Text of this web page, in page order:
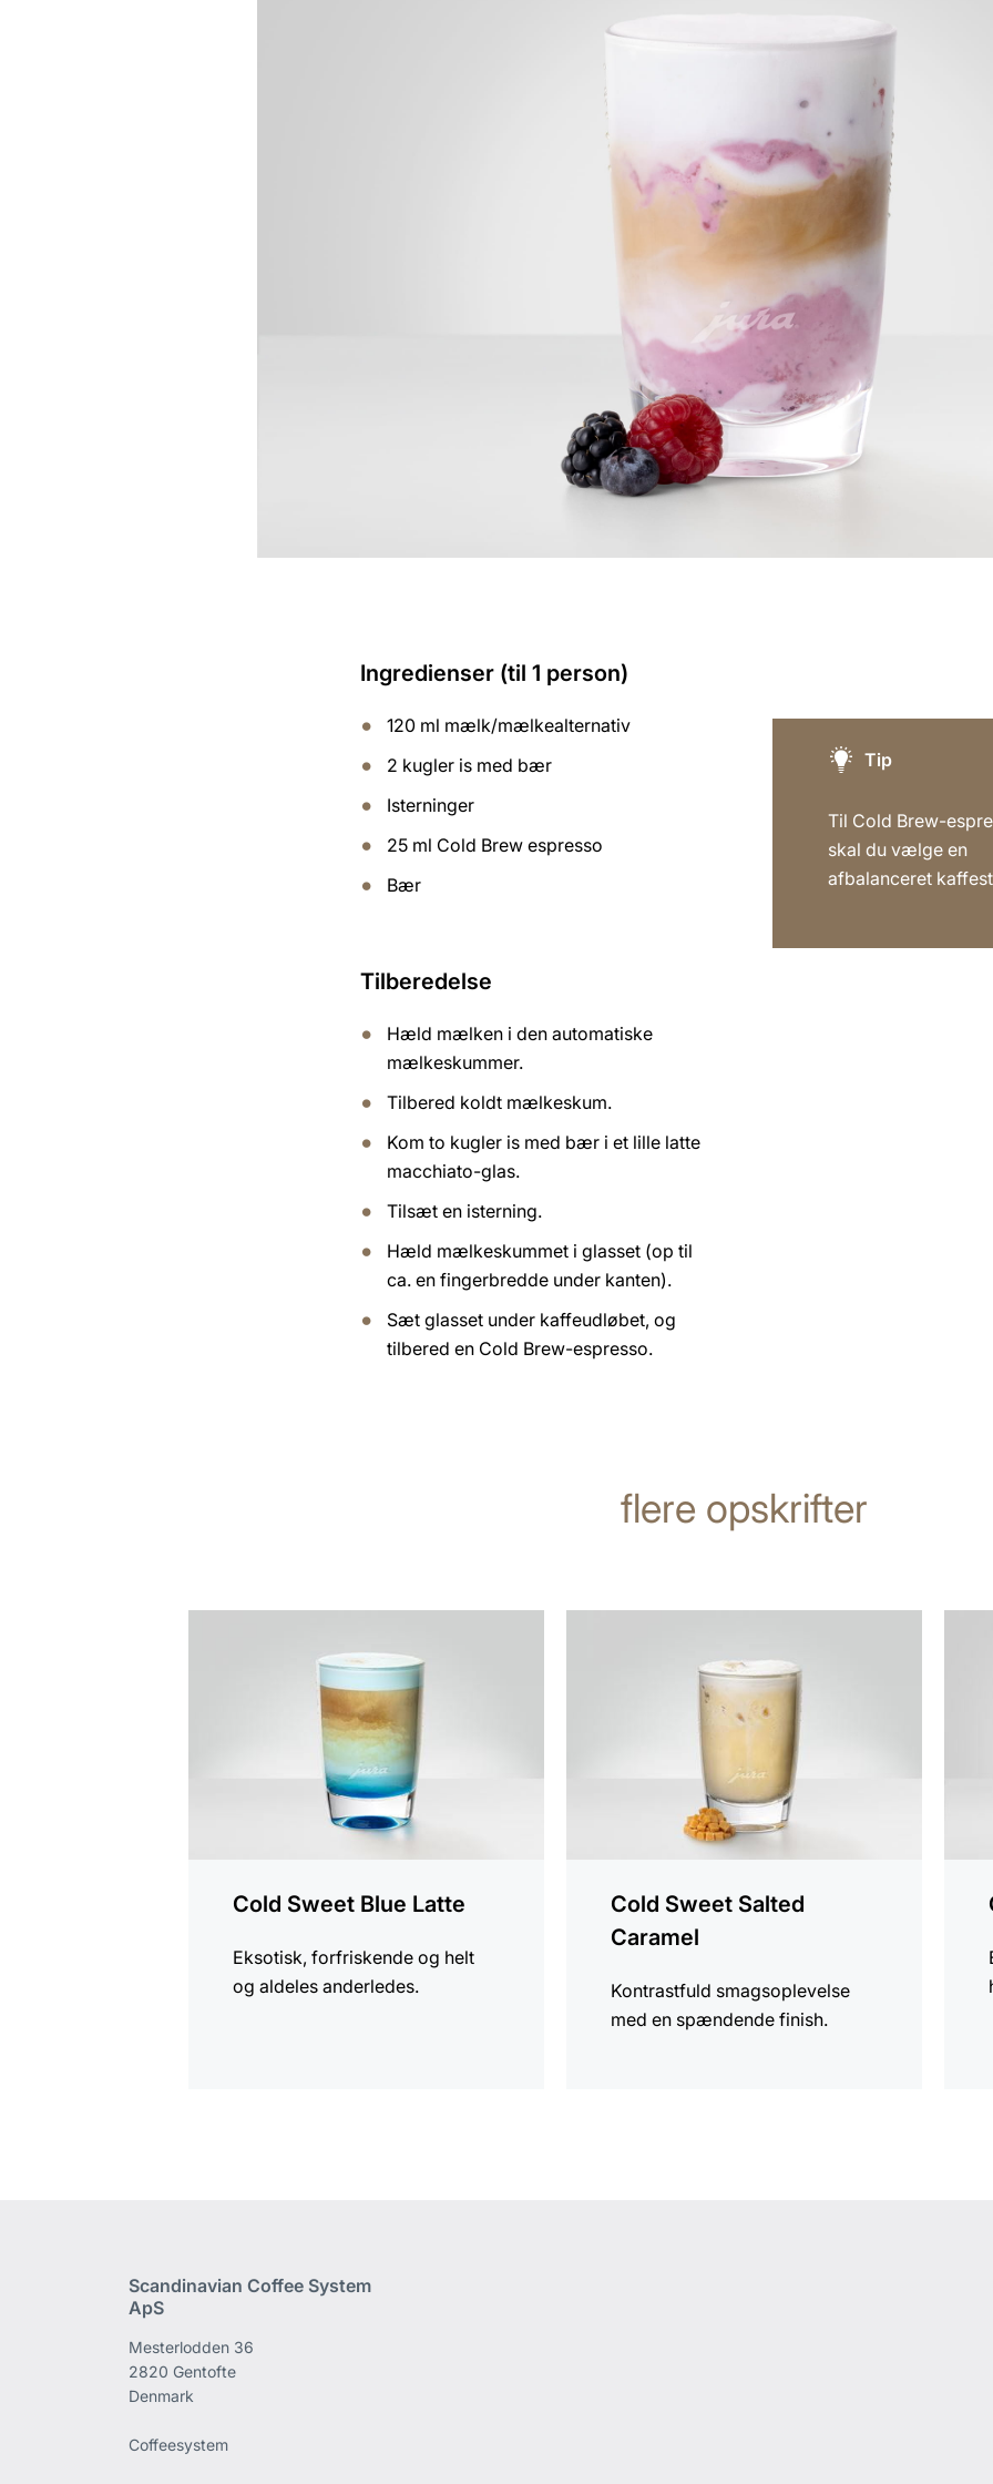
Ingredienser (til 1 person)
120 ml mælk/mælkealternativ
2 kugler is med bær
Isterninger
25 ml Cold Brew espresso
Bær
Tilberedelse
Hæld mælken i den automatiske
mælkeskummer.
Tilbered koldt mælkeskum.
Kom to kugler is med bær i et lille latte
macchiato-glas.
Tilsæt en isterning.
Hæld mælkeskummet i glasset (op til
ca. en fingerbredde under kanten).
Sæt glasset under kaffeudløbet, og
tilbered en Cold Brew-espresso.
Tip
Til Cold Brew-
skal du vælge en
afbalanceret
flere opskrifter
Cold Sweet Blue Latte
Eksotisk, forfriskende og helt
og aldeles anderledes.
Cold Sweet Salted
Caramel
Kontrastfuld smagsoplevelse
med en spændende finish.
Scandinavian Coffee System
ApS
Mesterlodden 36
2820 Gentofte
Denmark
Coffeesystem